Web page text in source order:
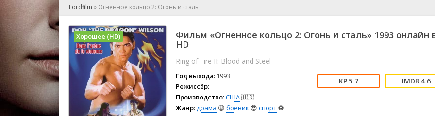
🕺 Мюзикл
👨‍💼 Новости
🎒 Приключения
🎤 Ток-шоу
🧙‍♀️ Фантастика
🤠 Фильм-нуар
🧝‍♂️ Фэнтези
🏅 Церемония
Lordfilm » Огненное кольцо 2: Огонь и сталь
Фильм «Огненное кольцо 2: Огонь и сталь» 1993 онлайн
HD
Ring of Fire II: Blood and Steel
Год выхода: 1993
Режиссёр:
Производство:США🇺🇸
Жанр:драма 😫 боевик 😎 спорт⚽
5.7 4.6
Хорошее (HD)